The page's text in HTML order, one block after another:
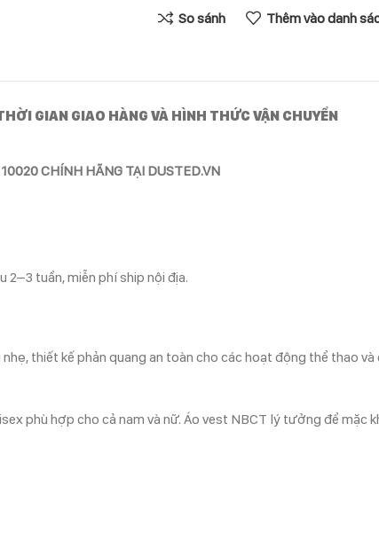
So sánh Thêm vào danh
GIAN GIAO HÀNG VÀ HÌNH THỨC VẬN CHUYỂN
CHÍNH HÃNG TẠI DUSTED.VN
2–3 tuần, miễn phí ship nội địa.
thiết kế phản quang an toàn cho các hoạt động thể thao
phù hợp cho cả nam và nữ. Áo vest NBCT lý tưởng để mặc